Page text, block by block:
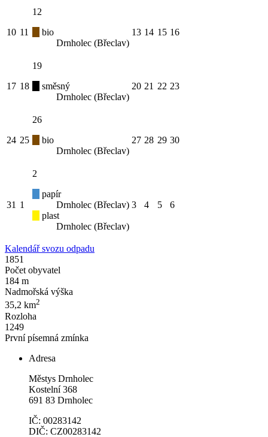
10 11
12
bio
Drnholec (Břeclav)
13 14 15 16
17 18
19
směsný
Drnholec (Břeclav)
20 21 22 23
24 25
26
bio
Drnholec (Břeclav)
27 28 29 30
31 1
2
papír
Drnholec (Břeclav)
plast
Drnholec (Břeclav)
3 4 5 6
Kalendář svozu odpadu
1851
Počet obyvatel
184 m
Nadmořská výška
35,2 km2
Rozloha
1249
První písemná zmínka
Adresa
Městys Drnholec
Kostelní 368
691 83 Drnholec
IČ: 00283142
DIČ: CZ00283142